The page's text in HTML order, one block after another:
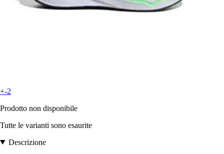
+-2
Prodotto non disponibile
Tutte le varianti sono esaurite
Descrizione